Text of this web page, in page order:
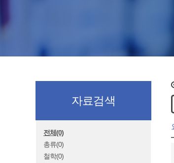
자료검색
전체(0)
총류(0)
철학(0)